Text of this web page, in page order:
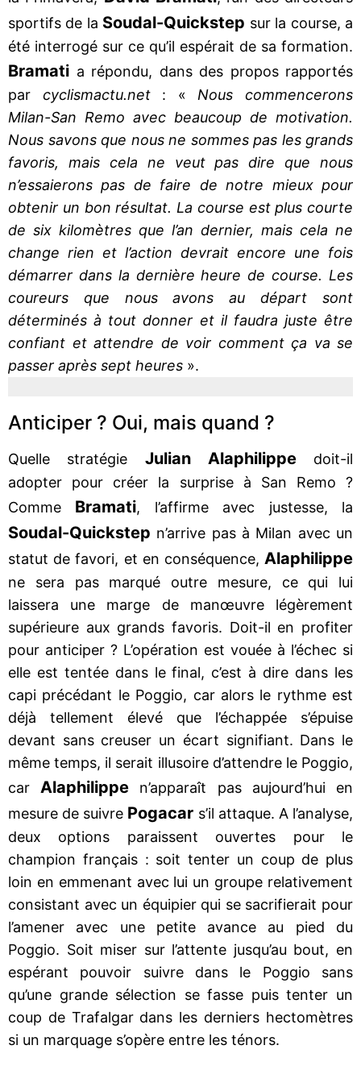
sportifs de la Soudal-Quickstep sur la course, a
été interrogé sur ce qu’il espérait de sa formation.
Bramati a répondu, dans des propos rapportés
par cyclismactu.net: « Nous commencerons
Milan-San Remo avec beaucoup de motivation.
Nous savons que nous ne sommes pas les grands
favoris, mais cela ne veut pas dire que nous
n’essaierons pas de faire de notre mieux pour
obtenir un bon résultat. La course est plus courte
de six kilomètres que l’an dernier, mais cela ne
change rien et l’action devrait encore une fois
démarrer dans la dernière heure de course. Les
coureurs que nous avons au départ sont
déterminés à tout donner et il faudra juste être
confiant et attendre de voir comment ça va se
passer après sept heures ».
Anticiper ? Oui, mais quand ?
Quelle stratégie Julian Alaphilippedoit-il
adopter pour créer la surprise à San Remo ?
Comme Bramati, l’affirme avec justesse, la
Soudal-Quickstep n’arrive pas à Milan avec un
statut de favori, et en conséquence, Alaphilippe
ne sera pas marqué outre mesure, ce qui lui
laissera une marge de manœuvre légèrement
supérieure aux grands favoris. Doit-il en profiter
pour anticiper ? L’opération est vouée à l’échec si
elle est tentée dans le final, c’est à dire dans les
capi précédant le Poggio, car alors le rythme est
déjà tellement élevé que l’échappée s’épuise
devant sans creuser un écart signifiant. Dans le
même temps, il serait illusoire d’attendre le Poggio,
car Alaphilippe n’apparaît pas aujourd’hui en
mesure de suivre Pogacar s’il attaque. A l’analyse,
deux options paraissent ouvertes pour le
champion français : soit tenter un coup de plus
loin en emmenant avec lui un groupe relativement
consistant avec un équipier qui se sacrifierait pour
l’amener avec une petite avance au pied du
Poggio. Soit miser sur l’attente jusqu’au bout, en
espérant pouvoir suivre dans le Poggio sans
qu’une grande sélection se fasse puis tenter un
coup de Trafalgar dans les derniers hectomètres
si un marquage s’opère entre les ténors.